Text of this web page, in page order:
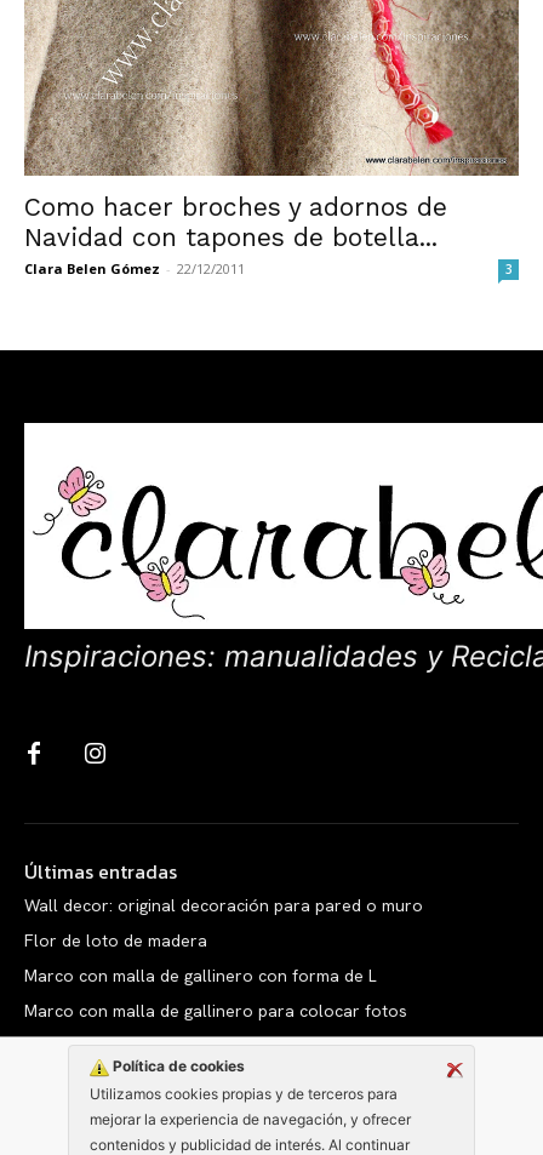
Política de cookies
Utilizamos cookies propias y de terceros para
mejorar la experiencia de navegación, y ofrecer
contenidos y publicidad de interés. Al continuar
Como hacer broches y adornos de
Navidad con tapones de botella...
Clara Belen Gómez - 22/12/2011 3
Inspiraciones: manualidades y
Últimas entradas
Wall decor: original decoración para pared o muro
Flor de loto de madera
Marco con malla de gallinero con forma de L
Marco con malla de gallinero para colocar fotos
Copyright © clarabelen.com